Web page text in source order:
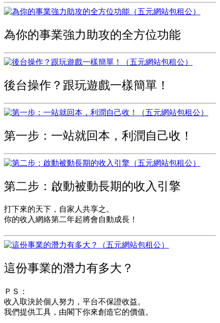
為你的事業強力助攻的全方位功能
後台操作？跟玩遊戲一樣簡單！
第一步：一站就回本，利潤自己收！
第二步：啟動被動長期的收入引擎
打下來的天下，自家人共享之。
你的收入網絡第二年起將會自動成長！
這份事業的潛力有多大？
ＰＳ：
收入取決於個人努力，平台不保證收益。
我們提供工具，由閣下你來創造它的價值。